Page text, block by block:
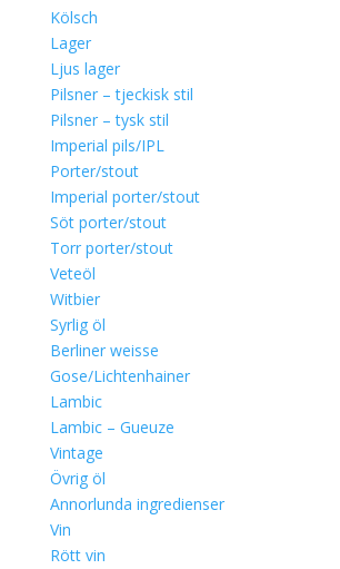
Kölsch
Lager
Ljus lager
Pilsner – tjeckisk stil
Pilsner – tysk stil
Imperial pils/IPL
Porter/stout
Imperial porter/stout
Söt porter/stout
Torr porter/stout
Veteöl
Witbier
Syrlig öl
Berliner weisse
Gose/Lichtenhainer
Lambic
Lambic – Gueuze
Vintage
Övrig öl
Annorlunda ingredienser
Vin
Rött vin